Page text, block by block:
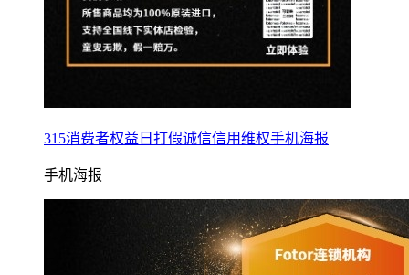
315消费者权益日打假诚信信用维权手机海报
手机海报